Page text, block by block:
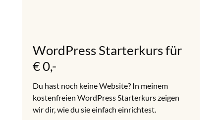
WordPress Starterkurs für
€ 0,-
Du hast noch keine Website? In meinem
kostenfreien WordPress Starterkurs zeigen
wir dir, wie du sie einfach einrichtest.